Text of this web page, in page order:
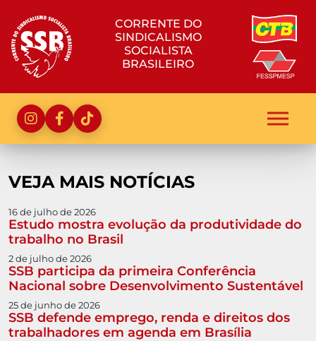
CORRENTE DO
SINDICALISMO
SOCIALISTA
BRASILEIRO
VEJA MAIS NOTÍCIAS
16 de julho de 2026
Estudo mostra evolução da produtividade do
trabalho no Brasil
2 de julho de 2026
SSB participa da primeira Conferência
Nacional sobre Desenvolvimento Sustentável
25 de junho de 2026
SSB defende emprego, renda e direitos dos
trabalhadores em agenda em Brasília